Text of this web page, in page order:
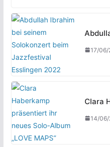
17/06/
Clara
14/